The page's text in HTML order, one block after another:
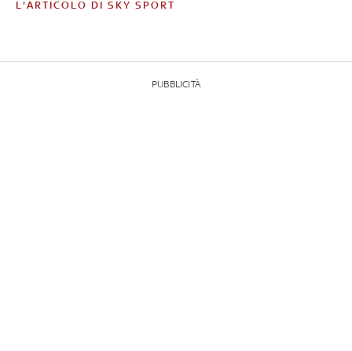
L'ARTICOLO DI SKY SPORT
PUBBLICITÀ